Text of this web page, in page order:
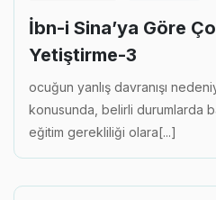
İbn-i Sina’ya Göre
Yetiştirme-3
ocuğun yanlış davranışı
konusunda, belirli durumlarda
eğitim gerekliliği olara[...]